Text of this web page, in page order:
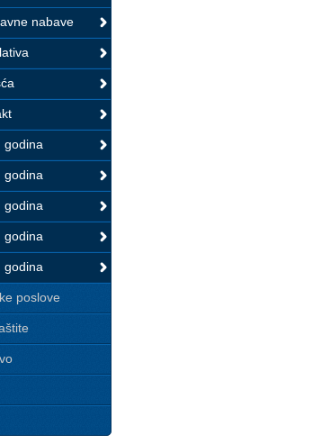
nabave
godina
godina
godina
godina
godina
poslove